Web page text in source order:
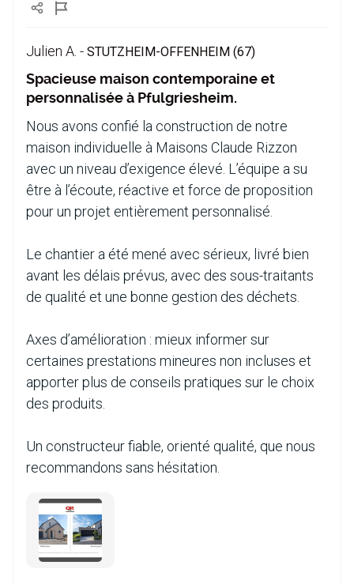
Julien A. - STUTZHEIM-OFFENHEIM (67)
Spacieuse maison contemporaine et
personnalisée à Pfulgriesheim.
Nous avons confié la construction de notre
maison individuelle à Maisons Claude Rizzon
avec un niveau d’exigence élevé. L’équipe a su
être à l’écoute, réactive et force de proposition
pour un projet entièrement personnalisé.
Le chantier a été mené avec sérieux, livré bien
avant les délais prévus, avec des sous-traitants
de qualité et une bonne gestion des déchets.
Axes d’amélioration : mieux informer sur
certaines prestations mineures non incluses et
apporter plus de conseils pratiques sur le choix
des produits.
Un constructeur fiable, orienté qualité, que nous
recommandons sans hésitation.